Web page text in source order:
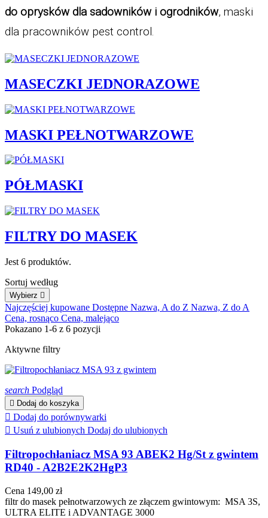
do oprysków dla sadowników i ogrodników, maski
dla pracowników pest control.
MASECZKI JEDNORAZOWE
MASKI PEŁNOTWARZOWE
PÓŁMASKI
FILTRY DO MASEK
Jest 6 produktów.
Sortuj według
Wybierz 
Najczęściej kupowane Dostępne Nazwa, A do Z Nazwa, Z do A
Cena, rosnąco Cena, malejąco
Pokazano 1-6 z 6 pozycji
Aktywne filtry
search Podgląd
 Dodaj do koszyka
 Dodaj do porównywarki
 Usuń z ulubionych Dodaj do ulubionych
Filtropochłaniacz MSA 93 ABEK2 Hg/St z gwintem
RD40 - A2B2E2K2HgP3
Cena 149,00 zł
filtr do masek pełnotwarzowych ze złączem gwintowym: MSA 3S,
ULTRA ELITE i ADVANTAGE 3000